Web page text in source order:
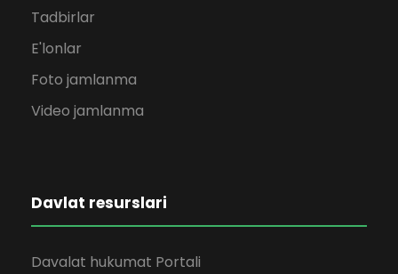
Tadbirlar
E'lonlar
Foto jamlanma
Video jamlanma
Davlat resurslari
Davalat hukumat Portali